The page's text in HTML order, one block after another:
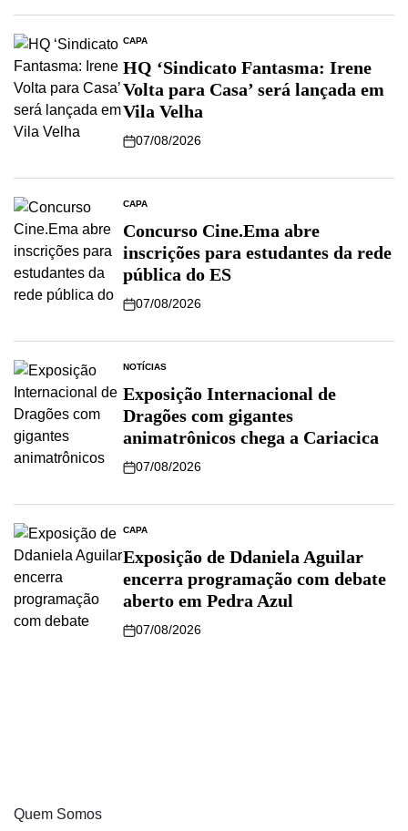
CAPA
HQ ‘Sindicato Fantasma: Irene
Volta para Casa’ será lançada em
Vila Velha
07/08/2026
CAPA
Concurso Cine.Ema abre
inscrições para estudantes da rede
pública do ES
07/08/2026
NOTÍCIAS
Exposição Internacional de
Dragões com gigantes
animatrônicos chega a Cariacica
07/08/2026
CAPA
Exposição de Ddaniela Aguilar
encerra programação com debate
aberto em Pedra Azul
07/08/2026
Quem Somos